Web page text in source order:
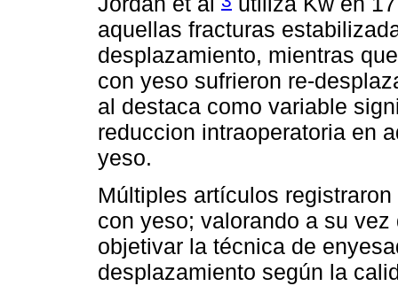
aquellas fracturas
desplazamiento, mientras
con yeso sufrieron re-
al destaca como variable
reduccion intraoperatoria en
yeso.
Múltiples artículos
con yeso; valorando a su
objetivar la técnica de
desplazamiento según la